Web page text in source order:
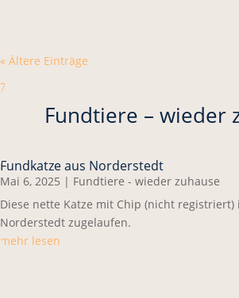
« Ältere Einträge
7
Fundtiere – wieder
Fundkatze aus Norderstedt
Mai 6, 2025 | Fundtiere - wieder zuhause
Diese nette Katze mit Chip (nicht registriert)
Norderstedt zugelaufen.
mehr lesen